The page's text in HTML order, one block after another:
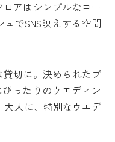
アはシンプルなコー
でSNS映えする空間
貸切に。決められたプ
ったりのウエディン
人に、特別なウエデ